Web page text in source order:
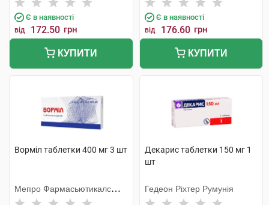
Є в наявності
від 172.50 грн
КУПИТИ
Є в наявності
від 176.60 грн
КУПИТИ
Ворміл таблетки 400 мг 3 шт
Мепро Фармасьютикалс
Пріват
Декарис таблетки 150 мг 1
шт
Гедеон Ріхтер Румунія